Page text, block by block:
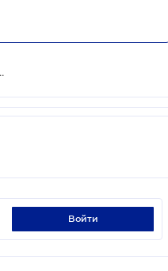
как платформу развития бизнеса
войти